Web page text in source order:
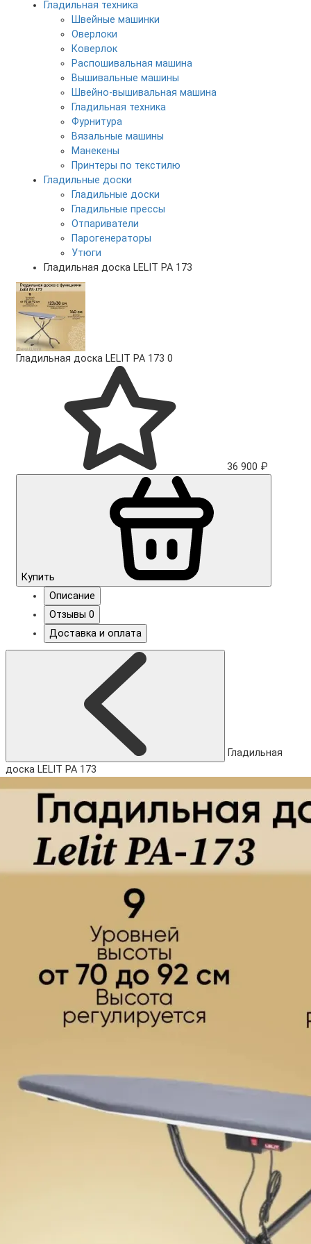
Гладильная техника
Швейные машинки
Оверлоки
Коверлок
Распошивальная машина
Вышивальные машины
Швейно-вышивальная машина
Гладильная техника
Фурнитура
Вязальные машины
Манекены
Принтеры по текстилю
Гладильные доски
Гладильные доски
Гладильные прессы
Отпариватели
Парогенераторы
Утюги
Гладильная доска LELIT PA 173
Гладильная доска LELIT PA 173 0
36 900 ₽
Купить
Описание
Отзывы 0
Доставка и оплата
Гладильная
доска LELIT PA 173